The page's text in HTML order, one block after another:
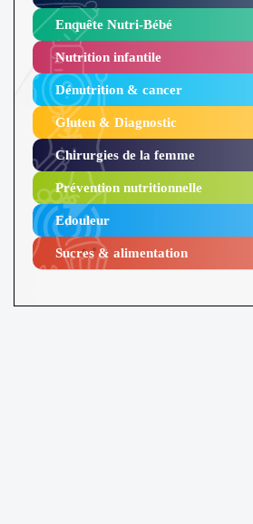
Enquête Nutri-Bébé ​
Nutrition infantile
Dénutrition & cancer
Gluten & Diagnostic
Chirurgies de la femme
Prévention nutritionnelle
Edouleur​
Sucres & alimentation​